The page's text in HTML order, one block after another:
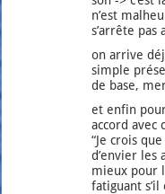
n’est
s’ar­rête pas
on arrive
simple
de base,
et enfin
accord avec
“Je crois
d’envier les
mieux pour
fati­guant